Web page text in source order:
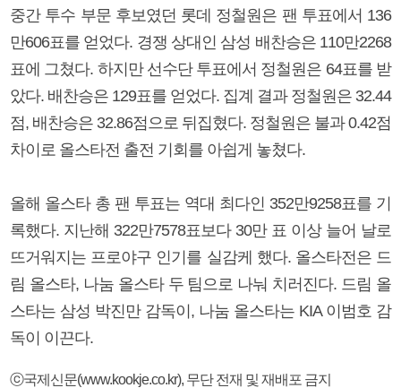
중간 투수 부문 후보였던 롯데 정철원은 팬 투표에서 136
만606표를 얻었다. 경쟁 상대인 삼성 배찬승은 110만2268
표에 그쳤다. 하지만 선수단 투표에서 정철원은 64표를 받
았다. 배찬승은 129표를 얻었다. 집계 결과 정철원은 32.44
점, 배찬승은 32.86점으로 뒤집혔다. 정철원은 불과 0.42점
차이로 올스타전 출전 기회를 아쉽게 놓쳤다.
올해 올스타 총 팬 투표는 역대 최다인 352만9258표를 기
록했다. 지난해 322만7578표보다 30만 표 이상 늘어 날로
뜨거워지는 프로야구 인기를 실감케 했다. 올스타전은 드
림 올스타, 나눔 올스타 두 팀으로 나눠 치러진다. 드림 올
스타는 삼성 박진만 감독이, 나눔 올스타는 KIA 이범호 감
독이 이끈다.
ⓒ국제신문(www.kookje.co.kr), 무단 전재 및 재배포 금지